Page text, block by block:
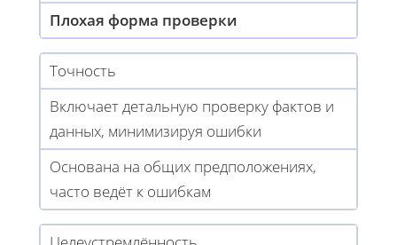
Плохая форма проверки
Точность
Включает детальную проверку фактов и
данных, минимизируя ошибки
Основана на общих предположениях,
часто ведёт к ошибкам